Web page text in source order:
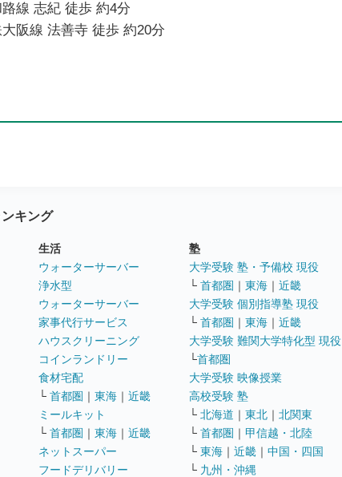
路線 志紀 徒歩 約4分
阪線 法善寺 徒歩 約20分
キング
生活
ウォーターサーバー
浄水型
ウォーターサーバー
家事代行サービス
ハウスクリーニング
コインランドリー
食材宅配
└ 首都圏 ｜ 東海 ｜ 近畿
ミールキット
└ 首都圏 ｜ 東海 ｜ 近畿
ネットスーパー
フードデリバリー
塾
大学受験 塾・予備校 現役
└ 首都圏 ｜ 東海 ｜ 近畿
大学受験 個別指導塾 現役
└ 首都圏 ｜ 東海 ｜ 近畿
大学受験 難関大学特化型 現役
└首都圏
大学受験 映像授業
高校受験 塾
└ 北海道 ｜ 東北 ｜ 北関東
└ 首都圏 ｜ 甲信越・北陸
└ 東海 ｜ 近畿 ｜ 中国・四国
└ 九州・沖縄